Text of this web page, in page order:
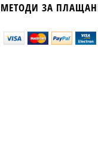
МЕТОДИ ЗА